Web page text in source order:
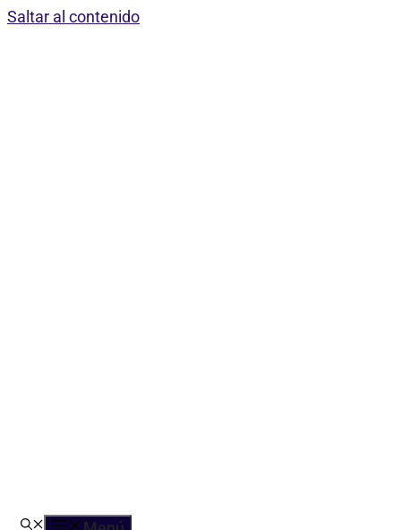
Saltar al contenido